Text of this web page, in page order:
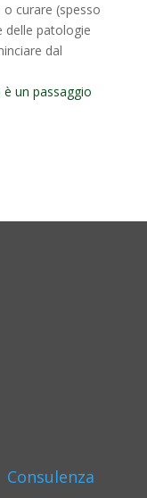
o curare (spesso
delle patologie
dal
un passaggio
Consulenza